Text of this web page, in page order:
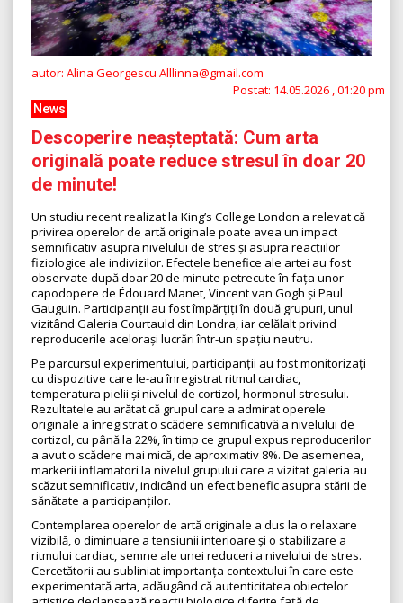
autor: Alina Georgescu Alllinna@gmail.com
Postat: 14.05.2026 , 01:20 pm
News
Descoperire neașteptată: Cum arta
originală poate reduce stresul în doar 20
de minute!
Un studiu recent realizat la King’s College London a relevat că
privirea operelor de artă originale poate avea un impact
semnificativ asupra nivelului de stres și asupra reacțiilor
fiziologice ale indivizilor. Efectele benefice ale artei au fost
observate după doar 20 de minute petrecute în fața unor
capodopere de Édouard Manet, Vincent van Gogh și Paul
Gauguin. Participanții au fost împărțiți în două grupuri, unul
vizitând Galeria Courtauld din Londra, iar celălalt privind
reproducerile acelorași lucrări într-un spațiu neutru.
Pe parcursul experimentului, participanții au fost monitorizați
cu dispozitive care le-au înregistrat ritmul cardiac,
temperatura pielii și nivelul de cortizol, hormonul stresului.
Rezultatele au arătat că grupul care a admirat operele
originale a înregistrat o scădere semnificativă a nivelului de
cortizol, cu până la 22%, în timp ce grupul expus reproducerilor
a avut o scădere mai mică, de aproximativ 8%. De asemenea,
markerii inflamatori la nivelul grupului care a vizitat galeria au
scăzut semnificativ, indicând un efect benefic asupra stării de
sănătate a participanților.
Contemplarea operelor de artă originale a dus la o relaxare
vizibilă, o diminuare a tensiunii interioare și o stabilizare a
ritmului cardiac, semne ale unei reduceri a nivelului de stres.
Cercetătorii au subliniat importanța contextului în care este
experimentată arta, adăugând că autenticitatea obiectelor